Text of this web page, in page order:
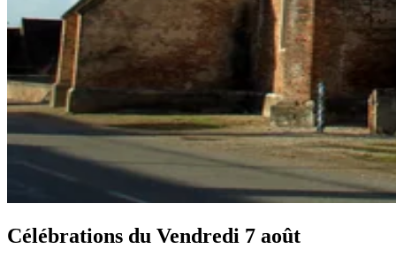
Célébrations du Vendredi 7 août